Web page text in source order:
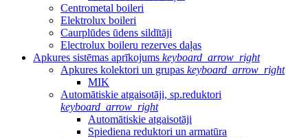
Centrometal boileri
Elektrolux boileri
Caurplūdes ūdens sildītāji
Electrolux boileru rezerves daļas
Apkures sistēmas aprīkojums keyboard_arrow_right
Apkures kolektori un grupas keyboard_arrow_right
MIK
Automātiskie atgaisotāji, sp.reduktori
keyboard_arrow_right
Automātiskie atgaisotāji
Spiediena reduktori un armatūra